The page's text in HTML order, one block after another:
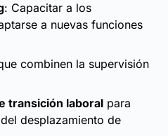
: Capacitar a los
a nuevas funciones
combinen la supervisión
transición laboral para
desplazamiento de